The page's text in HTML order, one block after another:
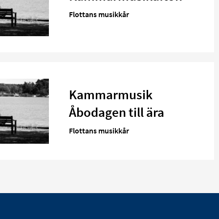
Flottans musikkår
Kammarmusik
Åbodagen till ära
Flottans musikkår